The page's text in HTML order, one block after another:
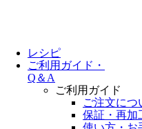
レシピ
ご利用ガイド・
Q＆A
ご利用ガイド
ご注文につ
保証・再加